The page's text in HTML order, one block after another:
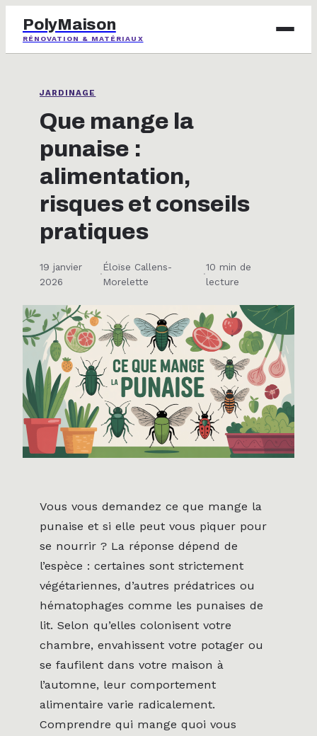
PolyMaison
RÉNOVATION & MATÉRIAUX
IMMOBILIER
JARDINAGE
MAISON & DÉCO
JARDINAGE
Que mange la
punaise :
alimentation,
risques et conseils
pratiques
19 janvier
2026
·
Éloïse Callens-
Morelette
·
10 min de
lecture
Vous vous demandez ce que mange la
punaise et si elle peut vous piquer pour
se nourrir ? La réponse dépend de
l’espèce : certaines sont strictement
végétariennes, d’autres prédatrices ou
hématophages comme les punaises de
lit. Selon qu’elles colonisent votre
chambre, envahissent votre potager ou
se faufilent dans votre maison à
l’automne, leur comportement
alimentaire varie radicalement.
Comprendre qui mange quoi vous